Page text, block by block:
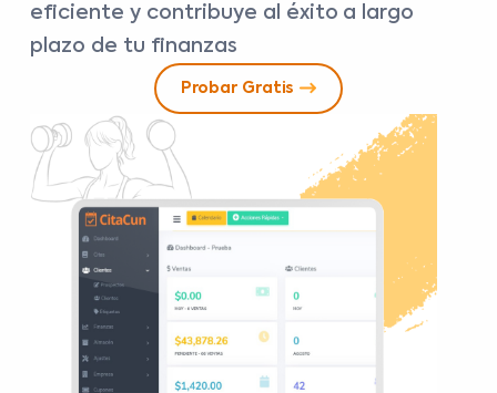
eficiente y contribuye al éxito a largo
plazo de tu finanzas
Probar Gratis